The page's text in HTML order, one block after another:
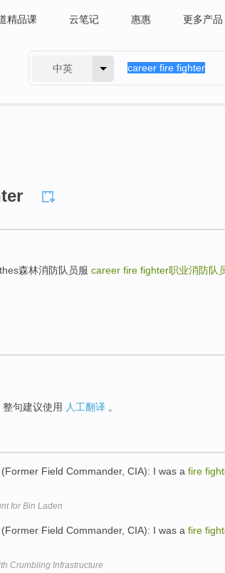
精品课 云笔记 惠惠 更多产品
中英
森林消防队员服 career fire fighter职业消防队
句建议使用 人工翻译 。
Field Commander, CIA): I was a fire
for Bin Laden
Field Commander, CIA): I was a fire
Crumbling Infrastructure